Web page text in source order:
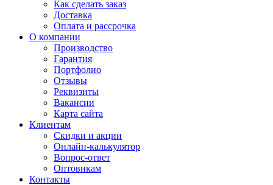
Как сделать заказ
Доставка
Оплата и рассрочка
О компании
Производство
Гарантия
Портфолио
Отзывы
Реквизиты
Вакансии
Карта сайта
Клиентам
Скидки и акции
Онлайн-калькулятор
Вопрос-ответ
Оптовикам
Контакты